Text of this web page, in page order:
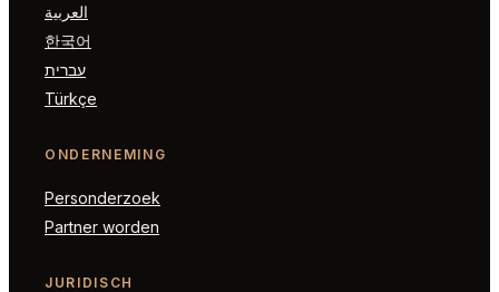
العربية
한국어
עברית
Türkçe
ONDERNEMING
Personderzoek
Partner worden
JURIDISCH